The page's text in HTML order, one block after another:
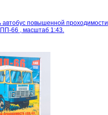
повышенной проходимости
66 , масштаб 1:43.